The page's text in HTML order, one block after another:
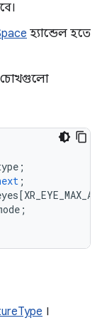
হ্যান্ডেল হতে
চোখগুলো
;
;
[
;
।